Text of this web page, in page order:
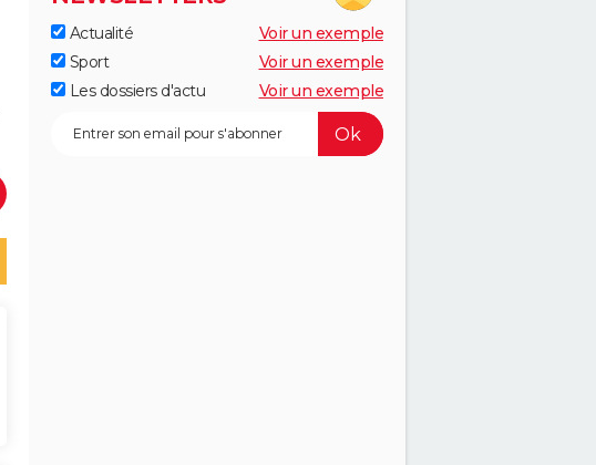
Actualité
Voir un exemple
Sport
Voir un exemple
Les dossiers d'actu
Voir un exemple